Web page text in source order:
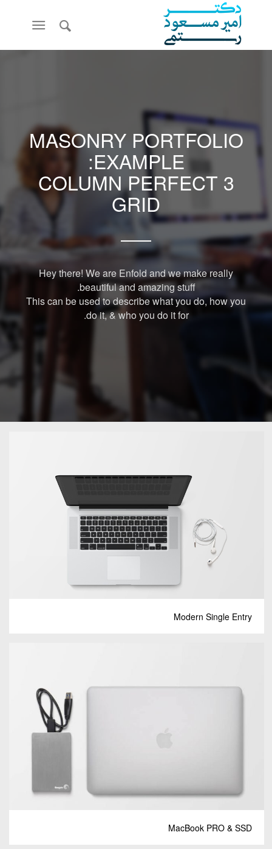
MASONRY PORTFOLIO
EXAMPLE:
3 COLUMN PERFECT
GRID
Hey there! We are Enfold and we make really
beautiful and amazing stuff.
This can be used to describe what you do, how you
do it, & who you do it for.
Modern Single Entry
MacBook PRO & SSD